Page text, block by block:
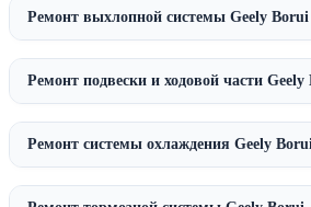
Ремонт выхлопной системы Geely Borui
Ремонт подвески и ходовой части Geely
Ремонт системы охлаждения Geely